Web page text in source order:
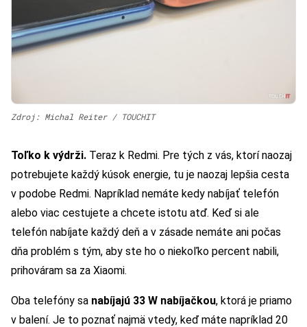
Zdroj: Michal Reiter / TOUCHIT
Toľko k výdrži. Teraz k Redmi. Pre tých z vás, ktorí naozaj
potrebujete každý kúsok energie, tu je naozaj lepšia cesta
v podobe Redmi. Napríklad nemáte kedy nabíjať telefón
alebo viac cestujete a chcete istotu atď. Keď si ale
telefón nabíjate každý deň a v zásade nemáte ani počas
dňa problém s tým, aby ste ho o niekoľko percent nabili,
prihováram sa za Xiaomi.
Oba telefóny sa nabíjajú 33 W nabíjačkou, ktorá je priamo
v balení. Je to poznať najmä vtedy, keď máte napríklad 20